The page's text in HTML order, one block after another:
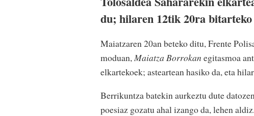
du; hilaren 12tik 20ra
Maiatzaren 20an beteko ditu, Frente
moduan,Maiatza Borrokan egitasmoa
elkartekoek; asteartean hasiko da, eta
Berrikuntza batekin aurkeztu dute
poesiaz gozatu ahal izango da, lehen